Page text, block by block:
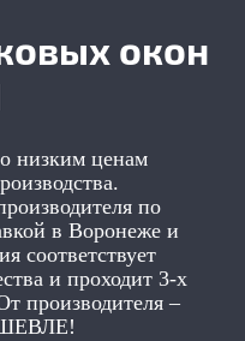
окон
низким ценам
по
в Воронеже и
соответствует
и проходит 3-х
производителя –